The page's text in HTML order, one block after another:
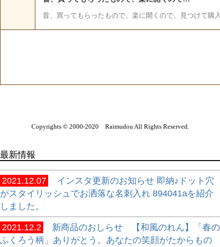
Copyrights © 2000-2020 Raimudou All Rights Reserved.
最新情報
2021.12.07
インスタ更新のお知らせ 即納♪ドット穴
がスタイリッシュでお洒落な名刺入れ 894041aを紹介
しました。
2021.12.2
新商品のおしらせ 【和風のれん】「春の
ふくろう柄」ありがとう。あなたの笑顔がたからもの